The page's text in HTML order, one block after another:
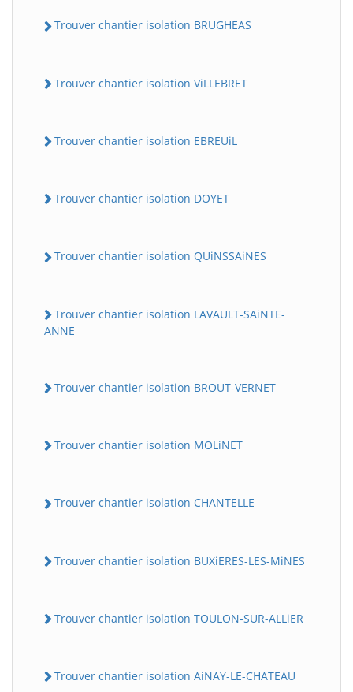
Trouver chantier isolation BRUGHEAS
Trouver chantier isolation ViLLEBRET
Trouver chantier isolation EBREUiL
Trouver chantier isolation DOYET
Trouver chantier isolation QUiNSSAiNES
Trouver chantier isolation LAVAULT-SAiNTE-
ANNE
Trouver chantier isolation BROUT-VERNET
Trouver chantier isolation MOLiNET
Trouver chantier isolation CHANTELLE
Trouver chantier isolation BUXiERES-LES-MiNES
Trouver chantier isolation TOULON-SUR-ALLiER
Trouver chantier isolation AiNAY-LE-CHATEAU